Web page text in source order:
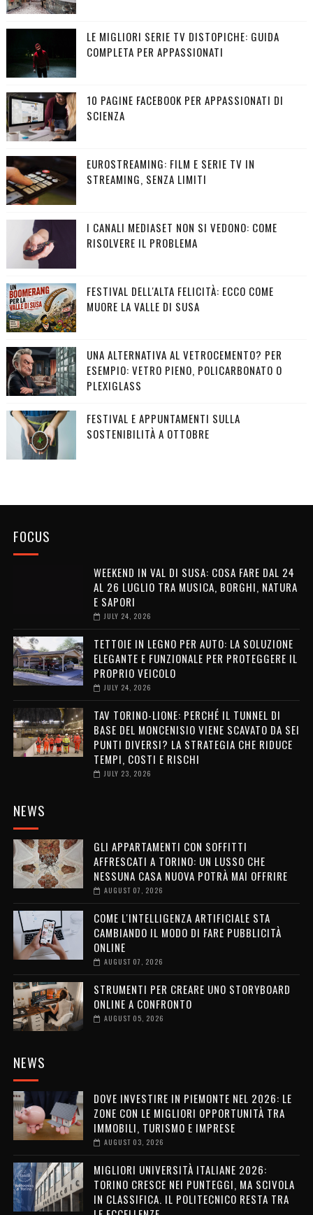
LE MIGLIORI SERIE TV DISTOPICHE: GUIDA
COMPLETA PER APPASSIONATI
10 PAGINE FACEBOOK PER APPASSIONATI DI
SCIENZA
EUROSTREAMING: FILM E SERIE TV IN
STREAMING, SENZA LIMITI
I CANALI MEDIASET NON SI VEDONO: COME
RISOLVERE IL PROBLEMA
FESTIVAL DELL'ALTA FELICITÀ: ECCO COME
MUORE LA VALLE DI SUSA
UNA ALTERNATIVA AL VETROCEMENTO? PER
ESEMPIO: VETRO PIENO, POLICARBONATO O
PLEXIGLASS
FESTIVAL E APPUNTAMENTI SULLA
SOSTENIBILITÀ A OTTOBRE
FOCUS
WEEKEND IN VAL DI SUSA: COSA FARE DAL 24
AL 26 LUGLIO TRA MUSICA, BORGHI, NATURA
E SAPORI
JULY 24, 2026
TETTOIE IN LEGNO PER AUTO: LA SOLUZIONE
ELEGANTE E FUNZIONALE PER PROTEGGERE IL
PROPRIO VEICOLO
JULY 24, 2026
TAV TORINO-LIONE: PERCHÉ IL TUNNEL DI
BASE DEL MONCENISIO VIENE SCAVATO DA SEI
PUNTI DIVERSI? LA STRATEGIA CHE RIDUCE
TEMPI, COSTI E RISCHI
JULY 23, 2026
NEWS
GLI APPARTAMENTI CON SOFFITTI
AFFRESCATI A TORINO: UN LUSSO CHE
NESSUNA CASA NUOVA POTRÀ MAI OFFRIRE
AUGUST 07, 2026
COME L'INTELLIGENZA ARTIFICIALE STA
CAMBIANDO IL MODO DI FARE PUBBLICITÀ
ONLINE
AUGUST 07, 2026
STRUMENTI PER CREARE UNO STORYBOARD
ONLINE A CONFRONTO
AUGUST 05, 2026
NEWS
DOVE INVESTIRE IN PIEMONTE NEL 2026: LE
ZONE CON LE MIGLIORI OPPORTUNITÀ TRA
IMMOBILI, TURISMO E IMPRESE
AUGUST 03, 2026
MIGLIORI UNIVERSITÀ ITALIANE 2026:
TORINO CRESCE NEI PUNTEGGI, MA SCIVOLA
IN CLASSIFICA. IL POLITECNICO RESTA TRA